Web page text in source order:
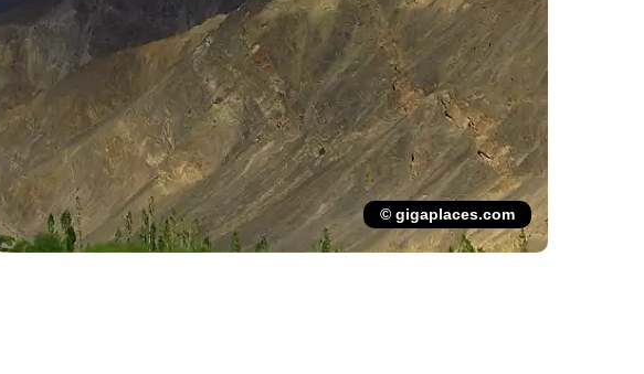
© gigaplaces.com